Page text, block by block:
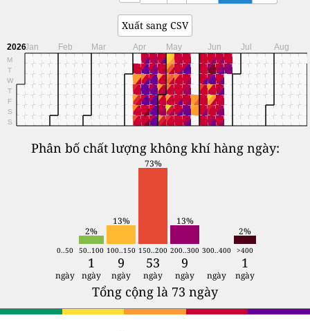
Xuất sang CSV
2026
M
T
W
T
F
S
S
Jan Feb Mar Apr May Jun Jul Aug
Phân bố chất lượng không khí hàng ngày:
2%
13%
73%
13%
2%
0..50 50..100 100..150 150..200 200..300 300..400 >400
1 9 53 9 1
ngày ngày ngày ngày ngày ngày ngày
Tổng cộng là 73 ngày